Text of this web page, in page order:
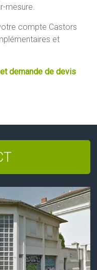
mesure.
compte Castors
et
demande de devis